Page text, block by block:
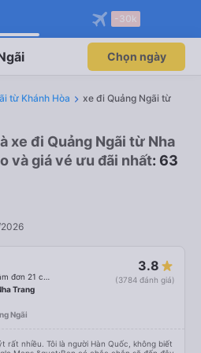
-30k
Chọn ngày
từ Khánh Hòa
xe đi Quảng Ngãi từ
xe đi Quảng Ngãi từ Nha
và giá vé ưu đãi nhất: 63
3.8
(3784 đánh giá)
Trang
Ngãi
rất nhiều. Tôi là người Hàn Quốc, không biết